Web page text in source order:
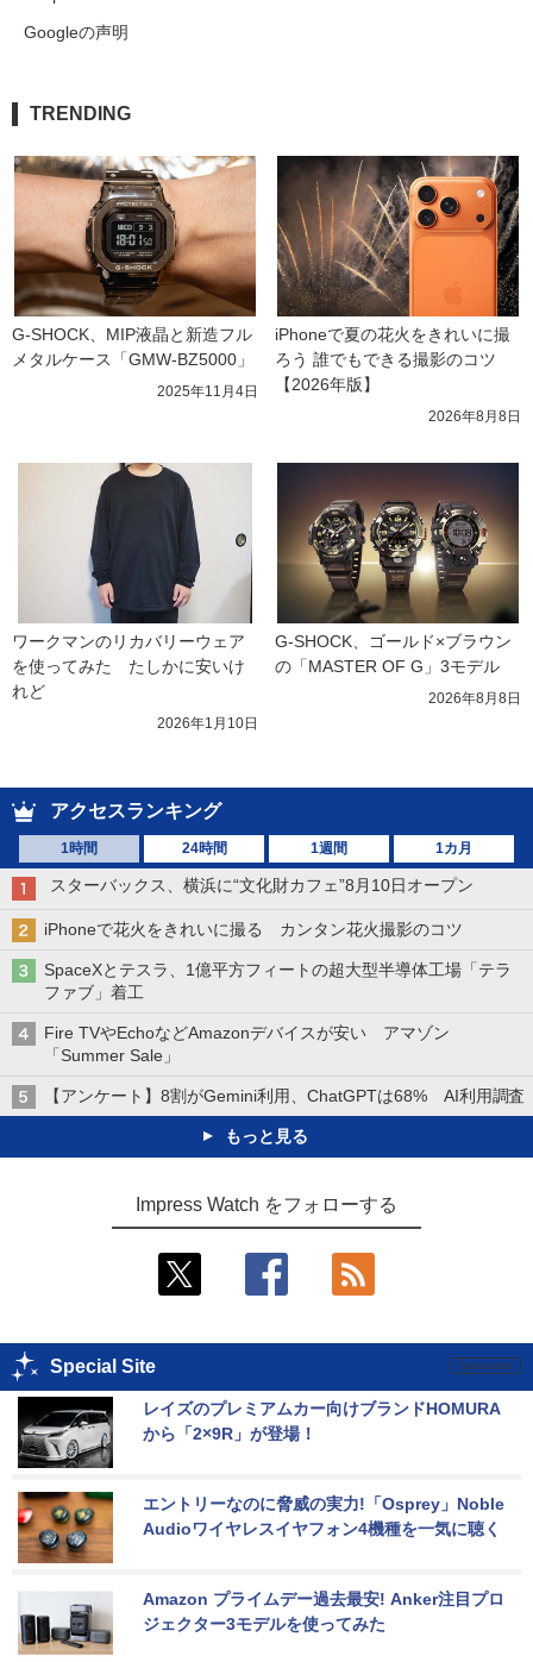
Googleの声明
TRENDING
G-SHOCK、MIP液晶と新造フル
メタルケース「GMW-BZ5000」
2025年11月4日
iPhoneで夏の花火をきれいに撮
ろう 誰でもできる撮影のコツ
【2026年版】
2026年8月8日
ワークマンのリカバリーウェア
を使ってみた　たしかに安いけ
れど
2026年1月10日
G-SHOCK、ゴールド×ブラウン
の「MASTER OF G」3モデル
2026年8月8日
アクセスランキング
1時間 24時間 1週間 1カ月
スターバックス、横浜に“文化財カフェ”8月10日オープン
iPhoneで花火をきれいに撮る カンタン花火撮影のコツ
SpaceXとテスラ、1億平方フィートの超大型半導体工場「テラ
ファブ」着工
Fire TVやEchoなどAmazonデバイスが安い アマゾン
「Summer Sale」
【アンケート】8割がGemini利用、ChatGPTは68% AI利用調査
もっと見る
Impress Watch をフォローする
Special Site
レイズのプレミアムカー向けブランドHOMURA
から「2×9R」が登場！
エントリーなのに脅威の実力!「Osprey」Noble
Audioワイヤレスイヤフォン4機種を一気に聴く
Amazon プライムデー過去最安! Anker注目プロ
ジェクター3モデルを使ってみた